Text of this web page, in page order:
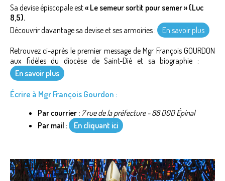
Sa devise épiscopale est« Le semeur sortit pour semer » (Luc
8,5).
Découvrir davantage sa devise et ses armoiries :
En savoir plus
Retrouvez ci-après le premier message de Mgr François GOURDON
aux fidèles du diocèse de Saint-Dié et sa biographie :
En savoir plus
Écrire à Mgr François Gourdon :
Par courrier : 7 rue de la préfecture - 88 000 Épinal
Par mail :
En cliquant ici